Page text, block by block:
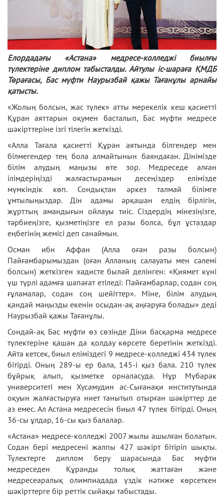
Елордадағы «Астана» медресе-колледжі биылғы
түлектеріне диплом табысталды. Айтулы іс-шараға ҚМДБ
Төрағасы, Бас мүфти Наурызбай қажы Тағанұлы арнайы
қатысты.
«Жолың болсын, жас түлек» атты мерекелік кеш қасиетті
Құран аяттарын оқумен басталып, Бас мүфти медресе
шәкірттеріне ізгі тілегін жеткізді.
«Алла Тағала қасиетті Құран аятында білгендер мен
білмегендер тең бола алмайтынын баяндаған. Дінімізде
білім алудың маңызы өте зор. Медреседе алған
ілімдеріңізді жалғастырамын десеңіздер елімізде
мүмкіндік көп. Сондықтан әркез талмай білімге
ұмтылыңыздар. Дін адамы әрқашан елдің бірлігін,
жұрттың амандығын ойлауы тиіс. Сіздердің мінезіңізге,
тәрбиеңізге, қызметіңізге ел разы болса, бұл ұстаздар
еңбегінің жемісі деп санаймын.
Осман ибн Аффан (Алла оған разы болсын)
Пайғамбарымыздан (оған Алланың салауаты мен сәлемі
болсын) жеткізген хадисте былай делінген: «Қиямет күні
үш түрлі адамға шапағат етіледі: Пайғамбарлар, содан соң
ғұламалар, содан соң шейіттер». Міне, білім алудың
қандай маңызды екенін осыдан-ақ аңғаруға болады» деді
Наурызбай қажы Тағанұлы.
Сондай-ақ Бас мүфти өз сөзінде Діни басқарма медресе
түлектеріне қашан да қолдау көрсете беретінін жеткізді.
Айта кетсек, биыл еліміздегі 9 медресе-колледжі 434 түлек
бітірді. Оның 289-ы ер бала, 145-і қыз бала. 210 түлек
бұйрық алып, қызметке орналасуда. Нұр Мүбарак
университеті мен Хусамудин ас-Сығанақи институтында
оқуын жалғастыруға ниет танытып отырған шәкірттер де
аз емес. Ал Астана медресесін биыл 47 түлек бітірді. Оның
36-сы ұлдар, 16-сы қыз балалар.
«Астана» медресе-колледжі 2007 жылы ашылған болатын.
Содан бері медресені жалпы 427 шәкірт бітіріп шықты.
Түлектерге диплом беру шарасында Бас мүфти
медреседен Құранды толық жаттаған және
медресеаралық олимпиадада үздік нәтиже көрсеткен
шәкірттерге бір реттік сыйақы табыстады.